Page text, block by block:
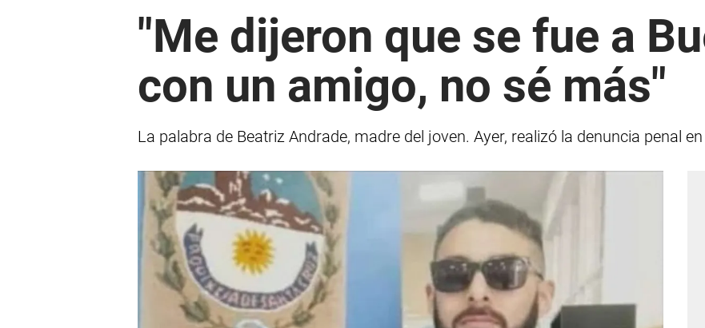
"Me dijeron que se fue a
con un amigo, no sé más"
La palabra de Beatriz Andrade, madre del joven. Ayer, realizó la denuncia penal